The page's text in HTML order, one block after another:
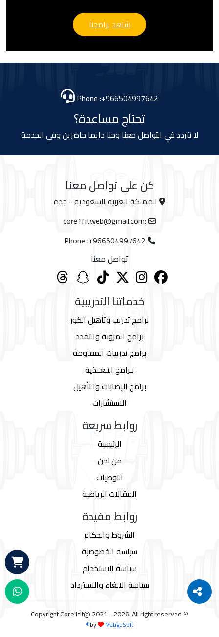
شاهد برامجنا
Phone :+966504997642
تحتاج مساعدة؟
لا تتردد في التواصل معنا وحنا دايما حاضرين وفي الخدمة
كن على تواصل معنا
المملكة العربية السعودية - جدة
:
core1fitweb@gmail.com
تواصل معنا
خدماتنا التدريبية
برامج تدريب وتأهيل الكور
برامج المرونة والتمدد
برامج تدريبات المقاومة
بـرامج التـغــذية
برامج الإصابات والتأهيل
الاستشارات
روابط سريعة
الرئيسية
من نحن
التوصيات
المقالات الرياضية
روابط مفيدة
الشروط والحكام
سياسة الخصوصية
سياسة الاستخدام
سياسة الالغاء والاسترداد
© Copyright Core1fit@ 2021 - 2026. All right reserved
by MatigoSoft®